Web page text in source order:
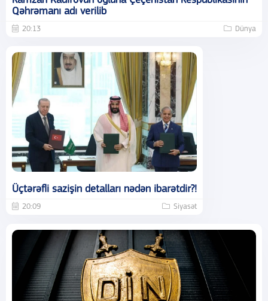
Qəhrəmanı adı verilib
20:13 Dünya
Üçtərəfli sazişin detalları nədən ibarətdir?!
20:09 Siyasət